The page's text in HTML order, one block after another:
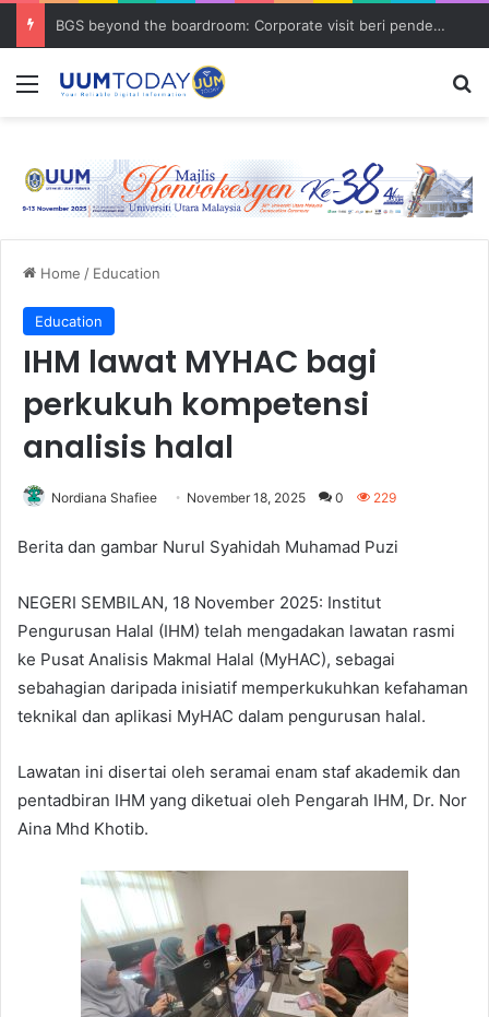
BGS beyond the boardroom: Corporate visit beri pendedahan dunia korporat kepada PELAJAR UUM
Menu
Home / Education
Education
IHM lawat MYHAC bagi
perkukuh kompetensi
analisis halal
Nordiana Shafiee November 18, 2025 0 229
Berita dan gambar Nurul Syahidah Muhamad Puzi
NEGERI SEMBILAN, 18 November 2025: Institut
Pengurusan Halal (IHM) telah mengadakan lawatan rasmi
ke Pusat Analisis Makmal Halal (MyHAC), sebagai
sebahagian daripada inisiatif memperkukuhkan kefahaman
teknikal dan aplikasi MyHAC dalam pengurusan halal.
Lawatan ini disertai oleh seramai enam staf akademik dan
pentadbiran IHM yang diketuai oleh Pengarah IHM, Dr. Nor
Aina Mhd Khotib.